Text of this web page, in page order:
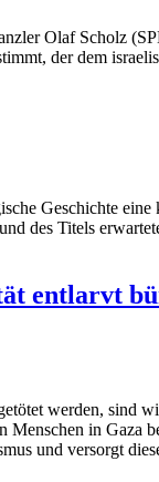
Olaf Scholz
der dem
Geschichte
des Titels
entlarvt
werden, sind
in Gaza
und versorgt